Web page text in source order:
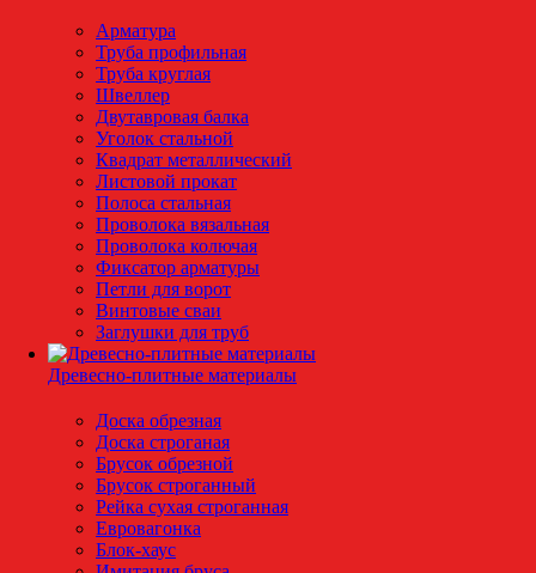
Арматура
Труба профильная
Труба круглая
Швеллер
Двутавровая балка
Уголок стальной
Квадрат металлический
Листовой прокат
Полоса стальная
Проволока вязальная
Проволока колючая
Фиксатор арматуры
Петли для ворот
Винтовые сваи
Заглушки для труб
Древесно-плитные материалы
Доска обрезная
Доска строганая
Брусок обрезной
Брусок строганный
Рейка сухая строганная
Евровагонка
Блок-хаус